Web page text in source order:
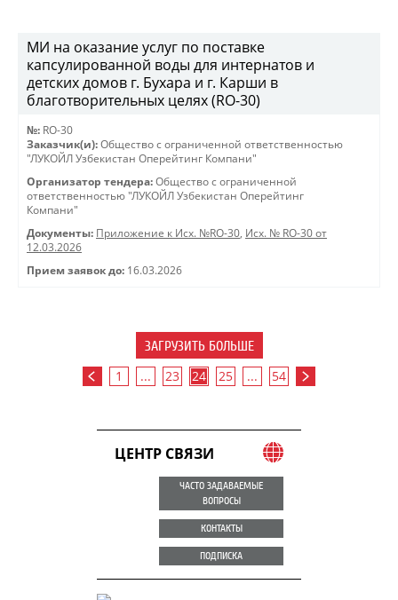
МИ на оказание услуг по поставке
капсулированной воды для интернатов и
детских домов г. Бухара и г. Карши в
благотворительных целях (RO-30)
№: RO-30
Заказчик(и): Общество с ограниченной ответственностью
"ЛУКОЙЛ Узбекистан Оперейтинг Компани"
Организатор тендера: Общество с ограниченной
ответственностью "ЛУКОЙЛ Узбекистан Оперейтинг
Компани"
Документы: Приложение к Исх. №RO-30, Исх. № RO-30 от
12.03.2026
Прием заявок до: 16.03.2026
ЗАГРУЗИТЬ БОЛЬШЕ
1 ... 23 24 25 ... 54
ЦЕНТР СВЯЗИ
ЧАСТО ЗАДАВАЕМЫЕ
ВОПРОСЫ
КОНТАКТЫ
ПОДПИСКА